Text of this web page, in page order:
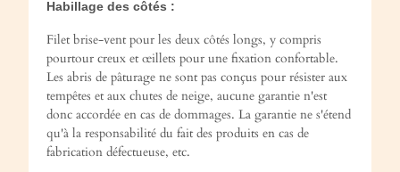
Habillage des côtés :
Filet brise-vent pour les deux côtés longs, y compris
pourtour creux et œillets pour une fixation confortable.
Les abris de pâturage ne sont pas conçus pour résister aux
tempêtes et aux chutes de neige, aucune garantie n'est
donc accordée en cas de dommages. La garantie ne s'étend
qu'à la responsabilité du fait des produits en cas de
fabrication défectueuse, etc.